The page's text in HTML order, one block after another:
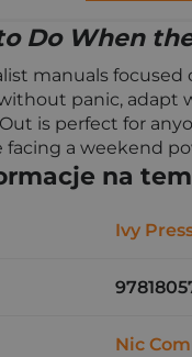
Do When
manuals
panic, adapt
is perfect for
a weekend
na
Ivy
Nic